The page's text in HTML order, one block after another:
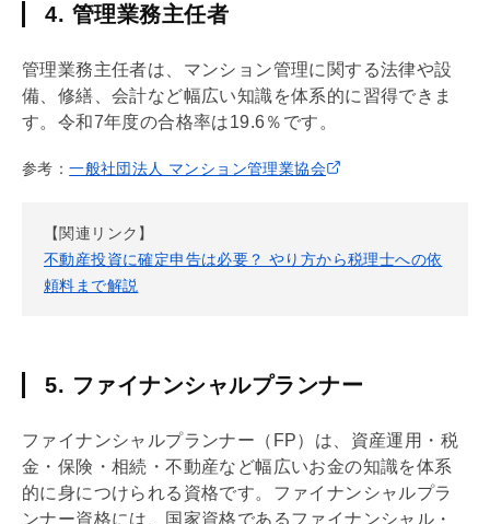
4. 管理業務主任者
管理業務主任者は、マンション管理に関する法律や設
備、修繕、会計など幅広い知識を体系的に習得できま
す。令和7年度の合格率は19.6％です。
参考：一般社団法人 マンション管理業協会
【関連リンク】
​​不動産投資に確定申告は必要？ やり方から税理士への依
頼料まで解説
5. ファイナンシャルプランナー
ファイナンシャルプランナー（FP）は、資産運用・税
金・保険・相続・不動産など幅広いお金の知識を体系
的に身につけられる資格です。ファイナンシャルプラ
ンナー資格には、国家資格であるファイナンシャル・